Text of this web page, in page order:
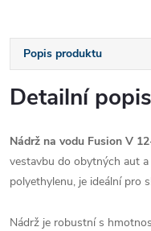
Popis produktu
Detailní
Nádrž na vodu Fusion V
vestavbu do obytných aut
polyethylenu, je ideální pro
Nádrž je robustní s